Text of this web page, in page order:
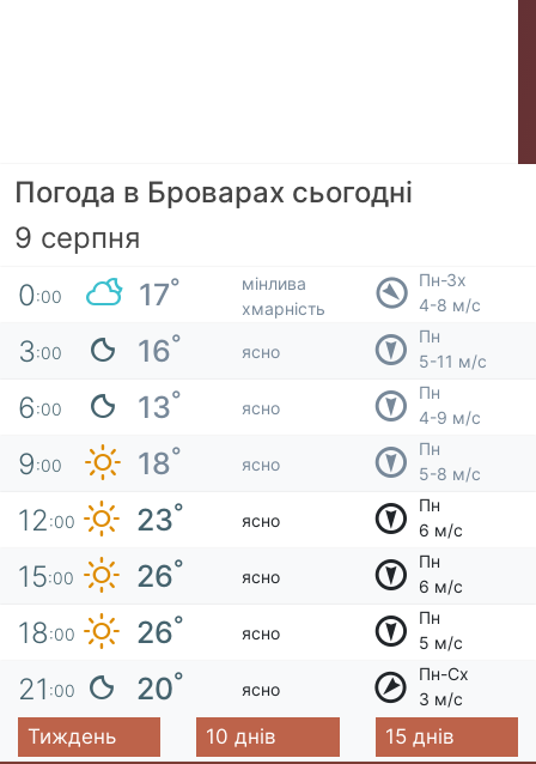
Погода в Броварах сьогодні
9 серпня
0:00 17°
мінлива
хмарність
Пн-Зх
4-8 м/с
3:00 16° ясно
Пн
5-11 м/с
6:00 13° ясно
Пн
4-9 м/с
9:00 18° ясно
Пн
5-8 м/с
12:00 23° ясно
Пн
6 м/с
15:00 26° ясно
Пн
6 м/с
18:00 26° ясно
Пн
5 м/с
21 :00 20° ясно
Пн-Сх
3 м/с
Тиждень 10 днів 15 днів